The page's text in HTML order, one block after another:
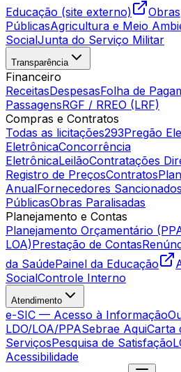
Educação (site externo)
Obras
PúblicasAgricultura e Meio
SocialJunta do Serviço Militar
Transparência
Financeiro
ReceitasDespesasFolha de
PassagensRGF / RREO (LRF)
Compras e Contratos
Todas as licitações293Pregão
EletrônicaConcorrência
EletrônicaLeilãoContratações
Registro de PreçosContratos
AnualFornecedores Sancionados
PúblicasObras Paralisadas
Planejamento e Contas
Planejamento Orçamentário
LOA)Prestação de Contas
da SaúdePainel da Educação
SocialControle Interno
Atendimento
e-SIC — Acesso à Informação
LDO/LOA/PPASebrae AquiCarta
ServiçosPesquisa de Satisfação
Acessibilidade